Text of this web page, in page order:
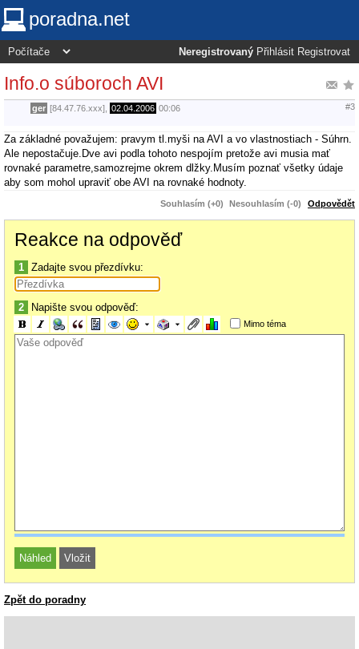
poradna.net
Neregistrovaný Přihlásit Registrovat
Info.o súboroch AVI
ger [84.47.76.xxx], 02.04.2006 00:06 #3
Za základné považujem: pravym tl.myši na AVI a vo vlastnostiach - Súhrn.
Ale nepostačuje.Dve avi podla tohoto nespojím pretože avi musia mať
rovnaké parametre,samozrejme okrem dlžky.Musím poznať všetky údaje
aby som mohol upraviť obe AVI na rovnaké hodnoty.
Souhlasím (+0) Nesouhlasím (-0) Odpovědět
Reakce na odpověď
1 Zadajte svou přezdívku:
2 Napište svou odpověď:
Mimo téma
Zpět do poradny